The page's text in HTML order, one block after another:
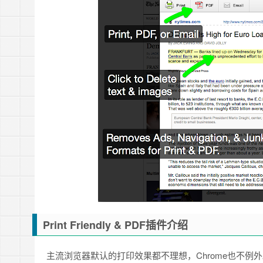
Print Friendly & PDF插件介绍
主流浏览器默认的打印效果都不理想，Chrome也不例